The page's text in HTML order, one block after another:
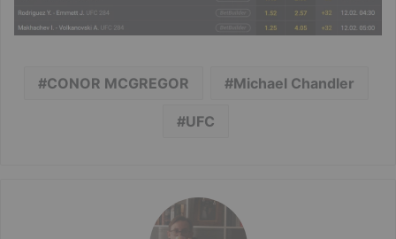
CONOR MCGREGOR Michael Chandler
UFC